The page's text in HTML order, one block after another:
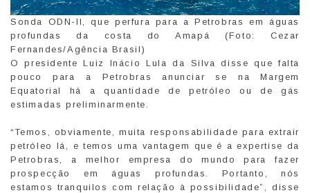
Sonda ODN-II, que perfura para a Petrobras em águas
profundas da costa do Amapá (Foto: Cezar
Fernandes/Agência Brasil)
O presidente Luiz Inácio Lula da Silva disse que falta
pouco para a Petrobras anunciar se na Margem
Equatorial há a quantidade de petróleo ou de gás
estimadas preliminarmente.
“Temos, obviamente, muita responsabilidade para extrair
petróleo lá, e temos uma vantagem que é a expertise da
Petrobras, a melhor empresa do mundo para fazer
prospecção em águas profundas. Portanto, nós
estamos tranquilos com relação à possibilidade”, disse